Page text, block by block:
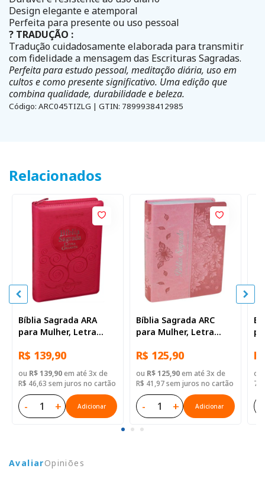
Design elegante e atemporal
Perfeita para presente ou uso pessoal
? TRADUÇÃO :
Tradução cuidadosamente elaborada para transmitir
com fidelidade a mensagem das Escrituras Sagradas.
Perfeita para estudo pessoal, meditação diária, uso em
cultos e como presente significativo. Uma edição que
combina qualidade, durabilidade e beleza.
Código: ARC045TIZLG | GTIN: 7899938412985
Relacionados
Bíblia Sagrada ARA
para Mulher, Letra
com zíper, Capa Couro
Sintético Rosa
R$ 139,90
ou R$ 139,90em até 3x de
R$ 46,63 sem juros no cartão
- + Adicionar
Bíblia Sagrada ARC
para Mulher, Letra
de Jesus destacadas,
com índice, Tamanho
Grande, Capa Couro
Sintético Rosa
R$ 125,90
ou R$ 125,90em até 3x de
R$ 41,97 sem juros no cartão
- + Adicionar
ou
AvaliarOpiniões